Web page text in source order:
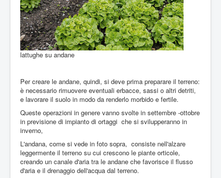
lattughe su andane
Per creare le andane, quindi, si deve prima preparare il terreno:
è necessario rimuovere eventuali erbacce, sassi o altri detriti,
e lavorare il suolo in modo da renderlo morbido e fertile.
Queste operazioni in genere vanno svolte in settembre -ottobre
in previsione di impianto di ortaggi che si svilupperanno in
inverno,
L'andana, come si vede in foto sopra, consiste nell'alzare
leggermente il terreno su cui crescono le piante orticole,
creando un canale d'aria tra le andane che favorisce il flusso
d'aria e il drenaggio dell'acqua dal terreno.